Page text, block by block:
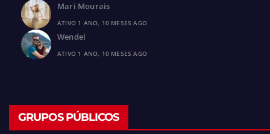
Mari Mourais
ATIVO 1 ANO, 10 MESES AGO
Wendel
ATIVO 1 ANO, 10 MESES AGO
GRUPOS PÚBLICOS